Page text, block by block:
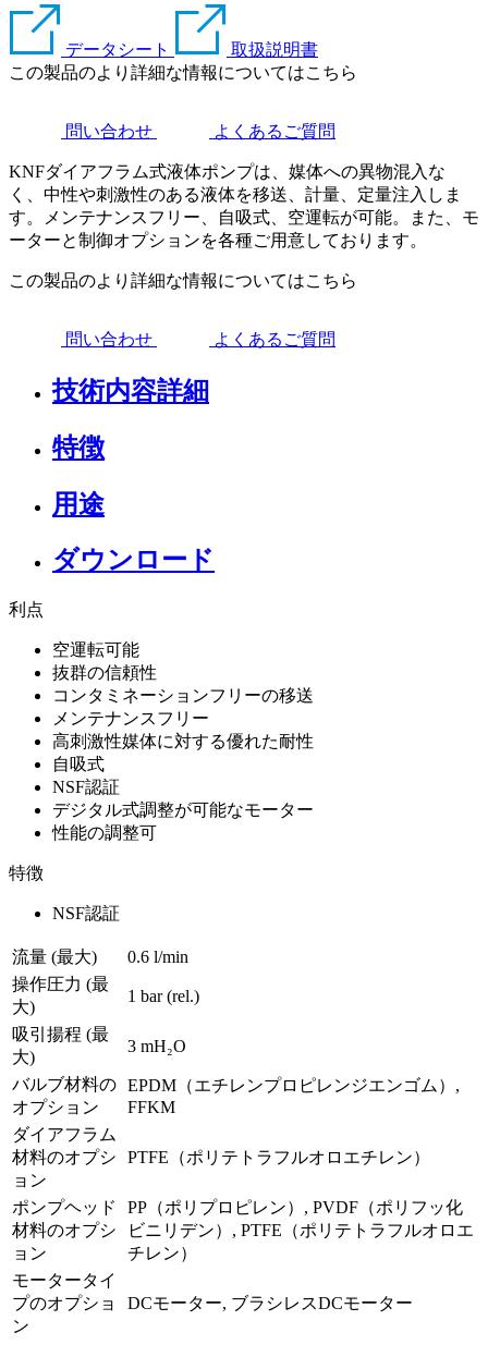
データシート
取扱説明書
この製品のより詳細な情報についてはこちら
問い合わせ よくあるご質問
KNFダイアフラム式液体ポンプは、媒体への異物混入な
く、中性や刺激性のある液体を移送、計量、定量注入しま
す。メンテナンスフリー、自吸式、空運転が可能。また、モ
ーターと制御オプションを各種ご用意しております。
この製品のより詳細な情報についてはこちら
問い合わせ よくあるご質問
技術内容詳細
特徴
用途
ダウンロード
利点
空運転可能
抜群の信頼性
コンタミネーションフリーの移送
メンテナンスフリー
高刺激性媒体に対する優れた耐性
自吸式
NSF認証
デジタル式調整が可能なモーター
性能の調整可
特徴
NSF認証
流量 (最大)
0.6 l/min
操作圧力 (最
大)
1 bar (rel.)
吸引揚程 (最
大)
3 mH₂O
バルブ材料の
オプション
EPDM（エチレンプロピレンジエンゴム）,
FFKM
ダイアフラム
材料のオプシ
ョン
PTFE（ポリテトラフルオロエチレン）
ポンプヘッド
材料のオプシ
ョン
PP（ポリプロピレン）, PVDF（ポリフッ化
ビニリデン）, PTFE（ポリテトラフルオロエ
チレン）
モータータイ
プのオプショ
ン
DCモーター, ブラシレスDCモーター